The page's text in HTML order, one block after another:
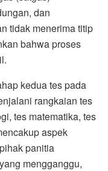
dan
tidak menerima titip
bahwa proses
kedua tes pada
rangkaian tes
tes matematika, tes
aspek
panitia
mengganggu,